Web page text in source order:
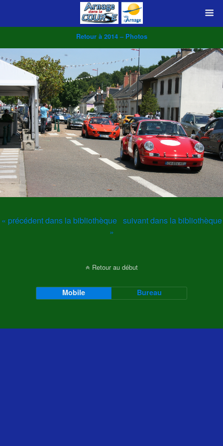
Retour à 2014 – Photos
« précédent dans la bibliothèque suivant dans la bibliothèque
»
Retour au début
Mobile Bureau